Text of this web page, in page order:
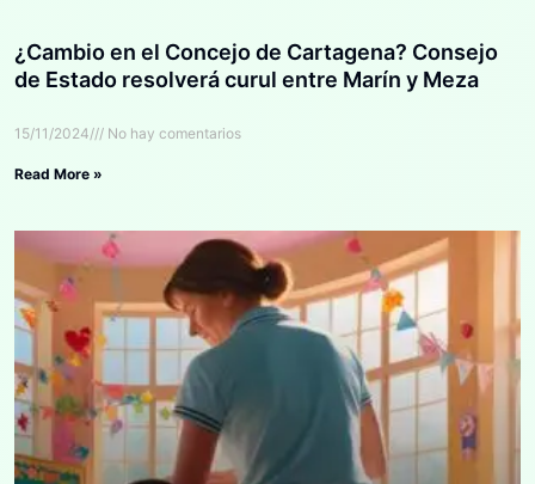
¿Cambio en el Concejo de Cartagena? Consejo
de Estado resolverá curul entre Marín y Meza
15/11/2024 No hay comentarios
Read More »